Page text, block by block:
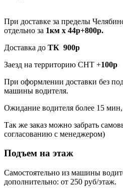
При доставке за пределы
отдельно за 1км х 44р+800р.
Доставка до ТК 900р
Заезд на территорию СНТ +100р
При оформлении доставки без
машины водителя.
Ожидание водителя более 15 мин,
Так же заказ можно забрать
согласованию с менеджером)
Подъем на этаж
Самостоятельно из машины
дополнительно: от 250 руб/этаж.